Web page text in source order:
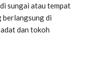
sungai atau tempat
berlangsung di
dan tokoh